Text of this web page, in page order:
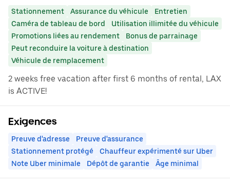
Stationnement Assurance du véhicule
Entretien
Caméra de tableau de bord
Utilisation illimitée du véhicule
Promotions liées au rendement
Bonus de parrainage
Peut reconduire la voiture à destination
Véhicule de remplacement
2 weeks free vacation after first 6 months of rental, LAX
is ACTIVE!
Exigences
Preuve d'adresse
Preuve d'assurance
Stationnement protégé
Chauffeur expérimenté sur Uber
Note Uber minimale
Dépôt de garantie Âge minimal